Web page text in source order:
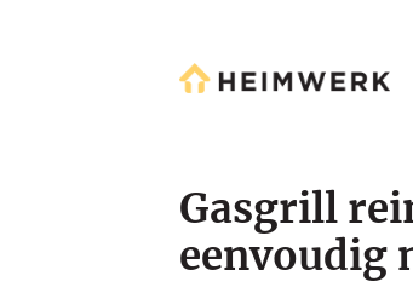
Gasgrill
eenvoudig